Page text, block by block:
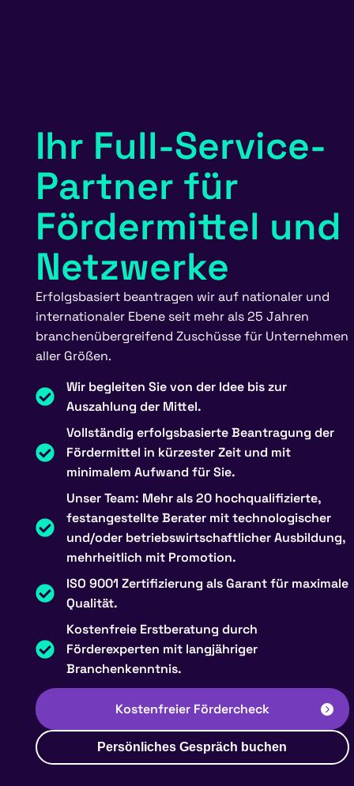
Ihr Full-Service-
Partner für
Fördermittel und
Netzwerke
Erfolgsbasiertbeantragen wir auf nationaler und
internationaler Ebene seit mehr als25 Jahren
branchenübergreifend Zuschüssefür Unternehmen
aller Größen.
Wir begleiten Sie von der Idee bis zur
Auszahlung der Mittel.
Vollständig erfolgsbasierte Beantragung der
Fördermittel in kürzester Zeit und mit
minimalem Aufwand für Sie.
Unser Team: Mehr als 20 hochqualifizierte,
festangestellte Berater mit technologischer
und/oder betriebswirtschaftlicher Ausbildung,
mehrheitlich mit Promotion.
ISO 9001 Zertifizierung als Garant für maximale
Qualität.
Kostenfreie Erstberatung durch
Förderexperten mit langjähriger
Branchenkenntnis.
Kostenfreier Fördercheck
Persönliches Gespräch buchen